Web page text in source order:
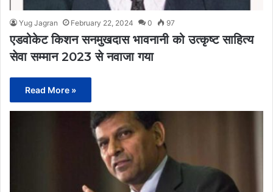
Yug Jagran February 22, 2024 0 97
एडवोकेट किशन सनमुखदास भावनानी को उत्कृष्ट साहित्य
सेवा सम्मान 2023 से नवाजा गया
Read More »